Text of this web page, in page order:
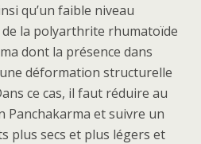
qu’un faible niveau
de la polyarthrite rhumatoïde
dont la présence dans
déformation structurelle
ce cas, il faut réduire au
Panchakarma et suivre un
plus secs et plus légers et